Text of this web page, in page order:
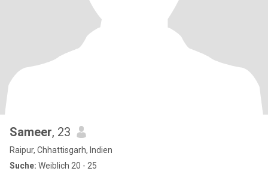
Sameer, 23
Raipur, Chhattisgarh, Indien
Suche: Weiblich 20 - 25